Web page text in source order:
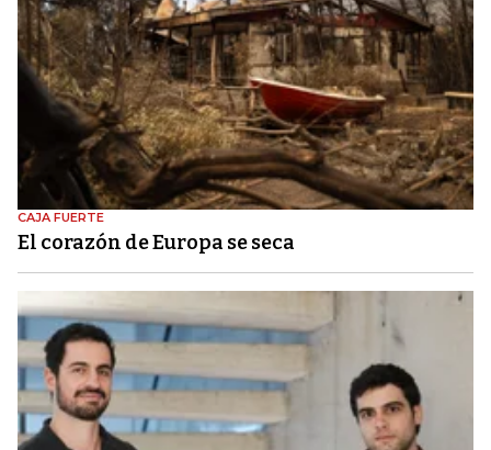
CAJA FUERTE
El corazón de Europa se seca